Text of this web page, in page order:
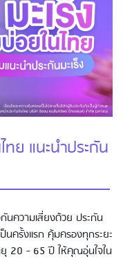
ทย แนะนำประกัน
นความเสี่ยงด้วย ประกัน
นครั้งแรก คุ้มครองทุกระยะ
20 - 65 ปี ให้คุณอุ่นใจใน